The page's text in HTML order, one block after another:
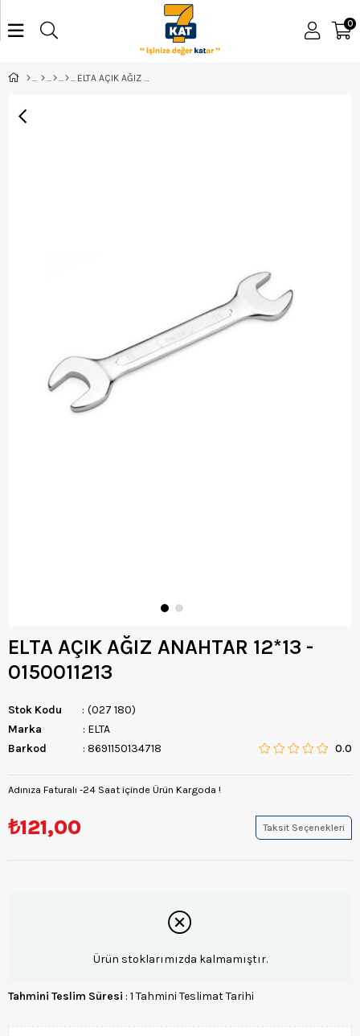
0
ELTA AÇIK AĞIZ ANAHTAR 12*13 -
0150011213
Stok Kodu
(027 180)
Marka
: ELTA
Barkod
: 8691150134718 0.0
Adınıza Faturalı -24 Saat içinde Ürün Kargoda !
₺121,00 Taksit Seçenekleri
Ürün stoklarımızda kalmamıştır.
Tahmini Teslim Süresi : 1 Tahmini Teslimat Tarihi